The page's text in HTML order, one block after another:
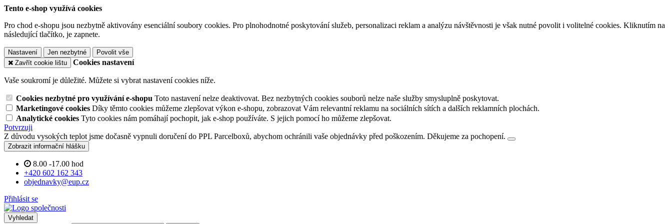
Tento e-shop využívá cookies
Pro chod e-shopu jsou nezbytně aktivovány esenciální soubory cookies. Pro plnohodnotné poskytování služeb, personalizaci reklam a analýzu návštěvnosti je však nutné povolit i volitelné cookies. Kliknutím na
následující tlačítko, je zapnete.
Nastavení Jen nezbytné
Povolit vše
Zavřít cookie lištu
Cookies nastavení
Vaše soukromí je důležité. Můžete si vybrat nastavení cookies níže.
Cookies nezbytné pro využívání e-shopu Toto nastavení nelze deaktivovat. Bez nezbytných cookies souborů nelze naše služby smysluplně poskytovat.
Marketingové cookies Díky těmto cookies můžeme zlepšovat výkon e-shopu, zobrazovat Vám relevantní reklamu na sociálních sítích a dalších reklamních plochách.
Analytické cookies Tyto cookies nám pomáhají pochopit, jak e-shop používáte. S jejich pomocí ho můžeme zlepšovat.
Potvrzuji
Z důvodu vysokých teplot jsme dočasně vypnuli doručení do PPL Parcelboxů, abychom ochránili vaše objednávky před poškozením. Děkujeme za pochopení.
Zobrazit informační hlášku
8.00 -17.00 hod
+420 602 162 343
objednavky@eup.cz
Přihlásit se
Vyhledat